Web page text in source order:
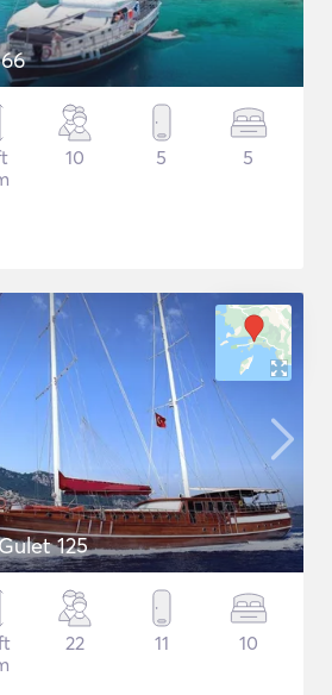
10 5 5
125
22 11 10